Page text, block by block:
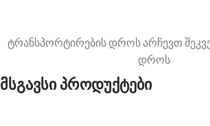
ტრანსპორტირების დროს არჩევთ
დროს
მსგავსი პროდუქტები